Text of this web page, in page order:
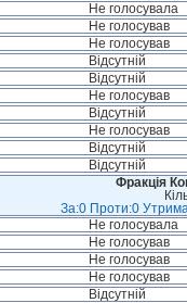
Не голосувала
Не голосував
Не голосував
Відсутній
Відсутній
Не голосував
Відсутній
Не голосував
Відсутній
Відсутній
Фракція
За:0 Проти:0
Не голосувала
Не голосував
Не голосував
Не голосував
Відсутній